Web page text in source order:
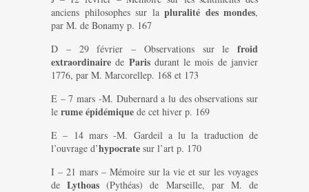
anciens philosophes sur la pluralité des mondes,
par M. de Bonamy p. 167
D – 29 février – Observations sur le froid
extraordinaire de Parisdurant le mois de janvier
1776, par M. Marcorellep. 168 et 173
E – 7 mars -M. Dubernard a lu des observations sur
le rume épidémique de cet hiver p. 169
E – 14 mars -M. Gardeil a lu la traduction de
l’ouvrage d’hypocrate sur l’art p. 170
I – 21 mars – Mémoire sur la vie et sur les voyages
deLythoas (Pythéas) de Marseille, par M. de